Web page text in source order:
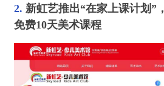
2. 新虹艺推出“在家上课计划”
免费10天美术课程